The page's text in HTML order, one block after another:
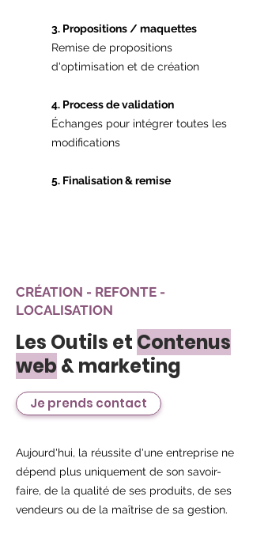
3. Propositions / maquettes
Remise de propositions
d'optimisation et de création
4. Process de validation
Échanges pour intégrer toutes les
modifications
5. Finalisation & remise
CRÉATION - REFONTE -
LOCALISATION
Les Outils et Contenus
web & marketing
Je prends contact
Aujourd'hui, la réussite d'une entreprise ne
dépend plus uniquement de son savoir-
faire, de la qualité de ses produits, de ses
vendeurs ou de la maîtrise de sa gestion.